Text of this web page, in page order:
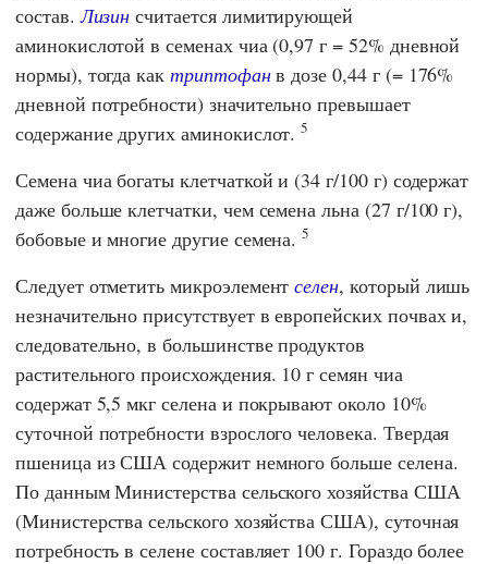
состав.Лизин считается лимитирующей
аминокислотой в семенах чиа (0,97 г = 52% дневной
нормы), тогда кактриптофанв дозе 0,44 г (= 176%
дневной потребности) значительно превышает
содержание других аминокислот.5
Семена чиа богаты клетчаткой и (34 г/100 г) содержат
даже больше клетчатки, чем семена льна (27 г/100 г),
бобовые и многие другие семена.5
Следует отметить микроэлементселен, который лишь
незначительно присутствует в европейских почвах и,
следовательно, в большинстве продуктов
растительного происхождения. 10 г семян чиа
содержат 5,5 мкг селена и покрывают около 10%
суточной потребности взрослого человека. Твердая
пшеница из США содержит немного больше селена.
По даннымМинистерства сельского хозяйства США
(Министерства сельского хозяйства США), суточная
потребность в селене составляет 100 г. Гораздо более